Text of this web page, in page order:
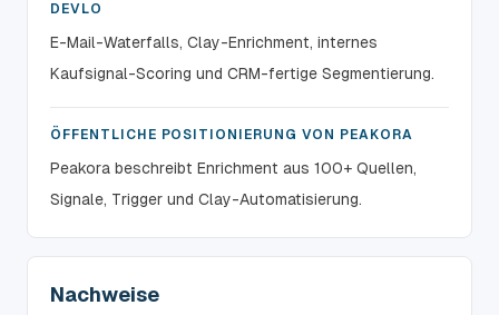
DEVLO
E-Mail-Waterfalls, Clay-Enrichment, internes
Kaufsignal-Scoring und CRM-fertige Segmentierung.
ÖFFENTLICHE POSITIONIERUNG VON PEAKORA
Peakora beschreibt Enrichment aus 100+ Quellen,
Signale, Trigger und Clay-Automatisierung.
Nachweise